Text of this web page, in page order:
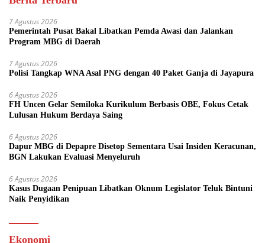
7 Agustus 2026
Pemerintah Pusat Bakal Libatkan Pemda Awasi dan Jalankan
Program MBG di Daerah
7 Agustus 2026
Polisi Tangkap WNA Asal PNG dengan 40 Paket Ganja di Jayapura
6 Agustus 2026
FH Uncen Gelar Semiloka Kurikulum Berbasis OBE, Fokus Cetak
Lulusan Hukum Berdaya Saing
6 Agustus 2026
Dapur MBG di Depapre Disetop Sementara Usai Insiden Keracunan,
BGN Lakukan Evaluasi Menyeluruh
6 Agustus 2026
Kasus Dugaan Penipuan Libatkan Oknum Legislator Teluk Bintuni
Naik Penyidikan
Ekonomi